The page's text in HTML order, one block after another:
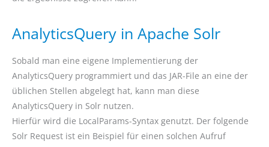
AnalyticsQuery in Apache Solr
Sobald man eine eigene Implementierung der
AnalyticsQuery programmiert und das JAR-File an eine der
üblichen Stellen abgelegt hat, kann man diese
AnalyticsQuery in Solr nutzen.
Hierfür wird die LocalParams-Syntax genutzt. Der folgende
Solr Request ist ein Beispiel für einen solchen Aufruf